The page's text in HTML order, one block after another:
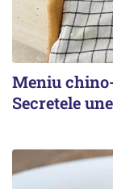
Meniu
Secretele